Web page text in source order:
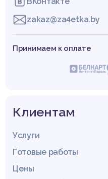
zakaz@za4etka.by
Принимаем к оплате
Клиентам
Услуги
Готовые работы
Цены